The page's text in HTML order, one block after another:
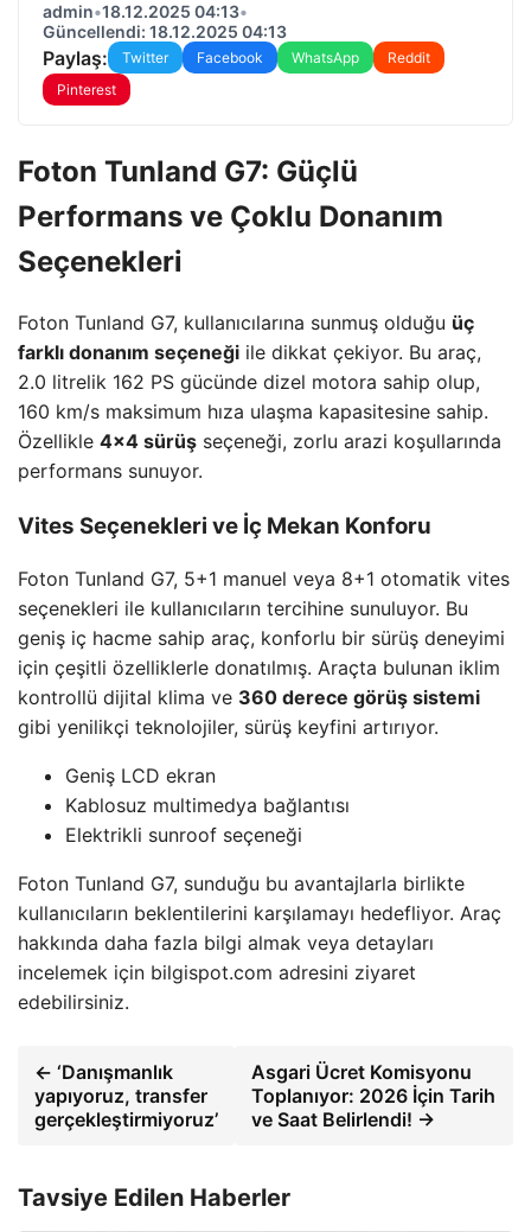
admin•18.12.2025 04:13•
Güncellendi: 18.12.2025 04:13
Paylaş: Twitter Facebook WhatsApp
Reddit
Pinterest
Foton Tunland G7: Güçlü
Performans ve Çoklu Donanım
Seçenekleri
Foton Tunland G7, kullanıcılarına sunmuş olduğu üç
farklı donanım seçeneği ile dikkat çekiyor. Bu araç,
2.0 litrelik 162 PS gücünde dizel motora sahip olup,
160 km/s maksimum hıza ulaşma kapasitesine sahip.
Özellikle 4×4 sürüş seçeneği, zorlu arazi koşullarında
performans sunuyor.
Vites Seçenekleri ve İç Mekan Konforu
Foton Tunland G7, 5+1 manuel veya 8+1 otomatik vites
seçenekleri ile kullanıcıların tercihine sunuluyor. Bu
geniş iç hacme sahip araç, konforlu bir sürüş deneyimi
için çeşitli özelliklerle donatılmış. Araçta bulunan iklim
kontrollü dijital klima ve 360 derece görüş sistemi
gibi yenilikçi teknolojiler, sürüş keyfini artırıyor.
Geniş LCD ekran
Kablosuz multimedya bağlantısı
Elektrikli sunroof seçeneği
Foton Tunland G7, sunduğu bu avantajlarla birlikte
kullanıcıların beklentilerini karşılamayı hedefliyor. Araç
hakkında daha fazla bilgi almak veya detayları
incelemek için bilgispot.com adresini ziyaret
edebilirsiniz.
← ‘Danışmanlık
yapıyoruz, transfer
gerçekleştirmiyoruz’
Asgari Ücret Komisyonu
Toplanıyor: 2026 İçin Tarih
ve Saat Belirlendi! →
Tavsiye Edilen Haberler